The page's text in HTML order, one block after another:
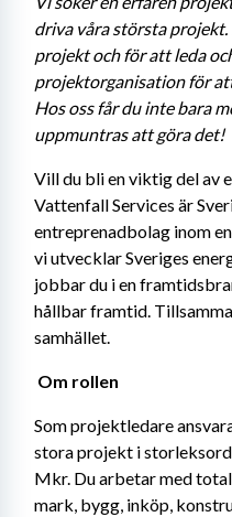
driva våra största
projekt och för att leda
projektorganisation för
Hos oss får du inte bara
uppmuntras att göra det!
Vill du bli en viktig del av
Vattenfall Services är
entreprenadbolag inom
vi utvecklar Sveriges
jobbar du i en
hållbar framtid.
samhället.
Om rollen
Som projektledare
stora projekt i
Mkr. Du arbetar med
mark, bygg, inköp,